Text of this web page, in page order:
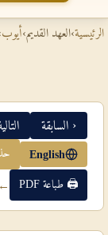
الرئيسية›العهد القديم›أيوب
‹ السابقة
English
🖨 طباعة PDF ←